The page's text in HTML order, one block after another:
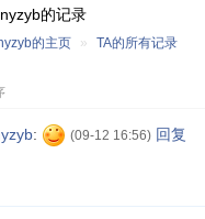
的记录
的主页 » TA的所有记录
: (09-12 16:56) 回复